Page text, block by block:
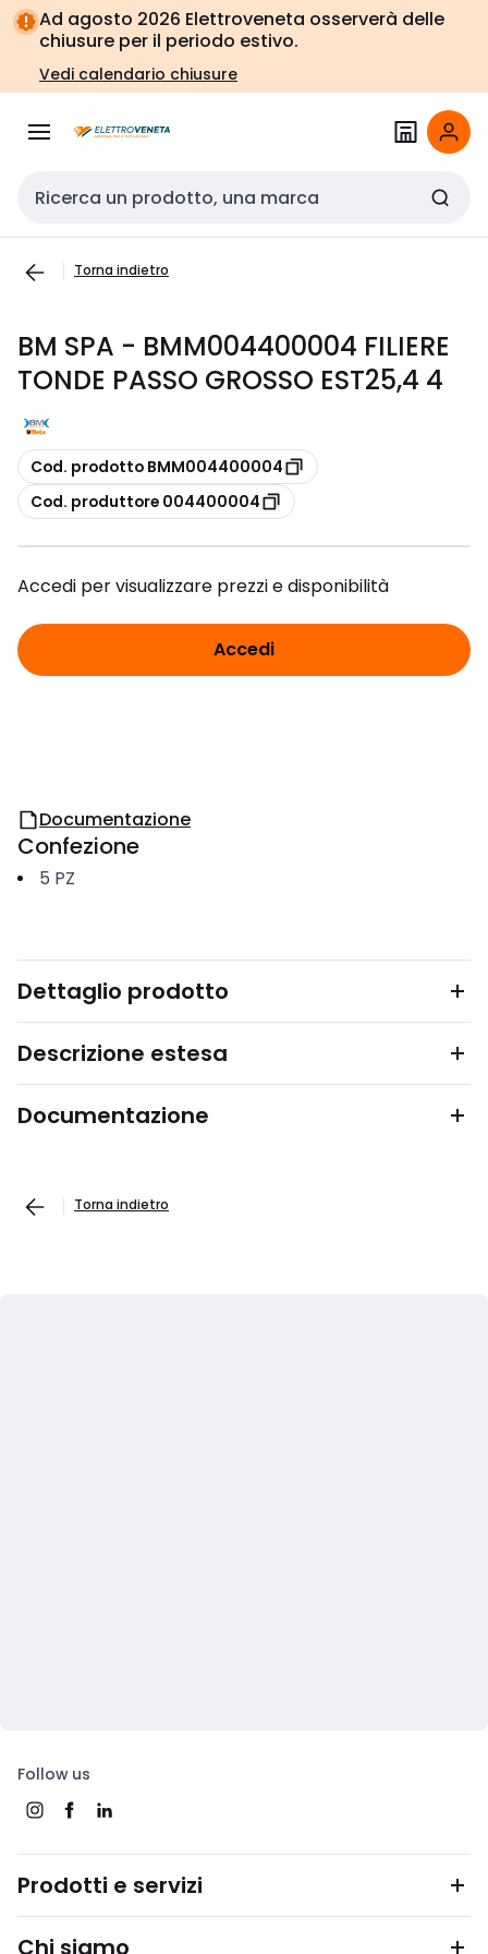
Vai alla
navigazione
Vai
alla
pagina
Ad agosto 2026 Elettroveneta osserverà delle
chiusure per il periodo estivo.
Vedi calendario chiusure
Cerca input
Torna indietro
BM SPA - BMM004400004 FILIERE
TONDE PASSO GROSSO EST25,4 4
copia
Cod. prodotto BMM004400004
copia
Cod. produttore 004400004
Accedi per visualizzare prezzi e disponibilità
Accedi
Documentazione
Confezione
5 PZ
Dettaglio prodotto
Descrizione estesa
Documentazione
Torna indietro
Follow us
Prodotti e servizi
Chi siamo